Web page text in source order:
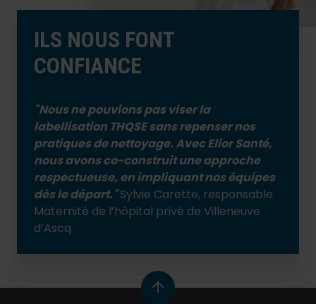
ILS NOUS FONT
CONFIANCE
"Nous ne pouvions pas viser la
labellisation THQSE sans repenser nos
pratiques de nettoyage. Avec Elior Santé,
nous avons co-construit une approche
respectueuse, en impliquant nos équipes
dès le départ."Sylvie Carette, responsable
Maternité de l’hôpital privé de Villeneuve
d’Ascq